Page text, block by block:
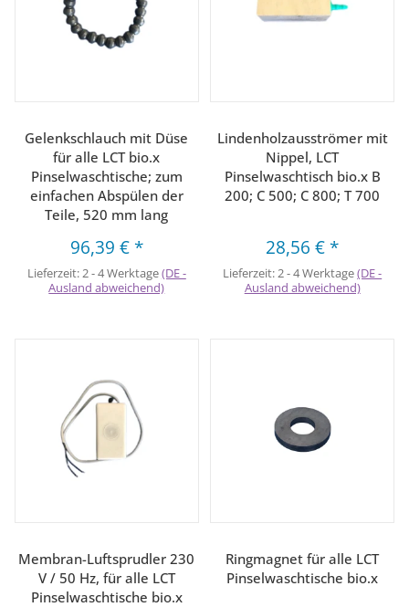
Gelenkschlauch mit Düse
für alle LCT bio.x
Pinselwaschtische; zum
einfachen Abspülen der
Teile, 520 mm lang
96,39 € *
Lieferzeit:2 - 4 Werktage(DE -
Ausland abweichend)
Lindenholzausströmer mit
Nippel, LCT
Pinselwaschtisch bio.x B
200; C 500; C 800; T 700
28,56 € *
Lieferzeit:2 - 4 Werktage(DE -
Ausland abweichend)
Membran-Luftsprudler 230
V / 50 Hz, für alle LCT
Pinselwaschtische bio.x
Ringmagnet für alle LCT
Pinselwaschtische bio.x